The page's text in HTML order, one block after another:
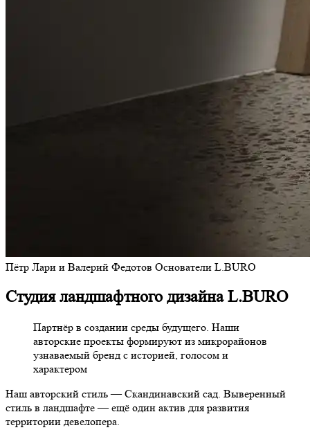
Пётр Лари и Валерий Федотов Основатели L.BURO
Студия ландшафтного дизайна L.BURO
Партнёр в создании среды будущего. Наши
авторские проекты формируют из микрорайонов
узнаваемый бренд с историей, голосом и
характером
Наш авторский стиль —Скандинавский сад. Выверенный
стиль в ландшафте — ещё один актив для развития
территории девелопера.